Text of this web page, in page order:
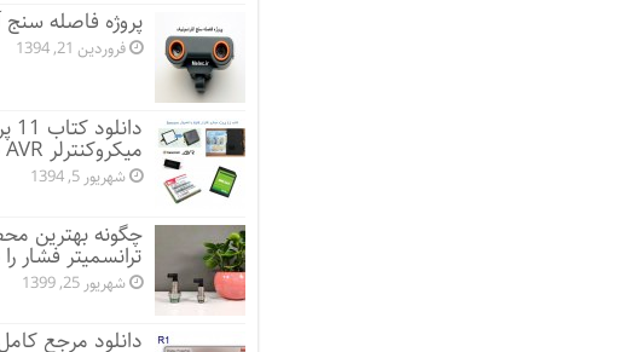
پروژه فاصله سنج
فروردین 21, 1394
میکروکنترلر AVR با BASCOM
شهریور 5, 1394
چگونه بهترین
ترانسمیتر فشار
شهریور 25, 1399
دانلود مرجع